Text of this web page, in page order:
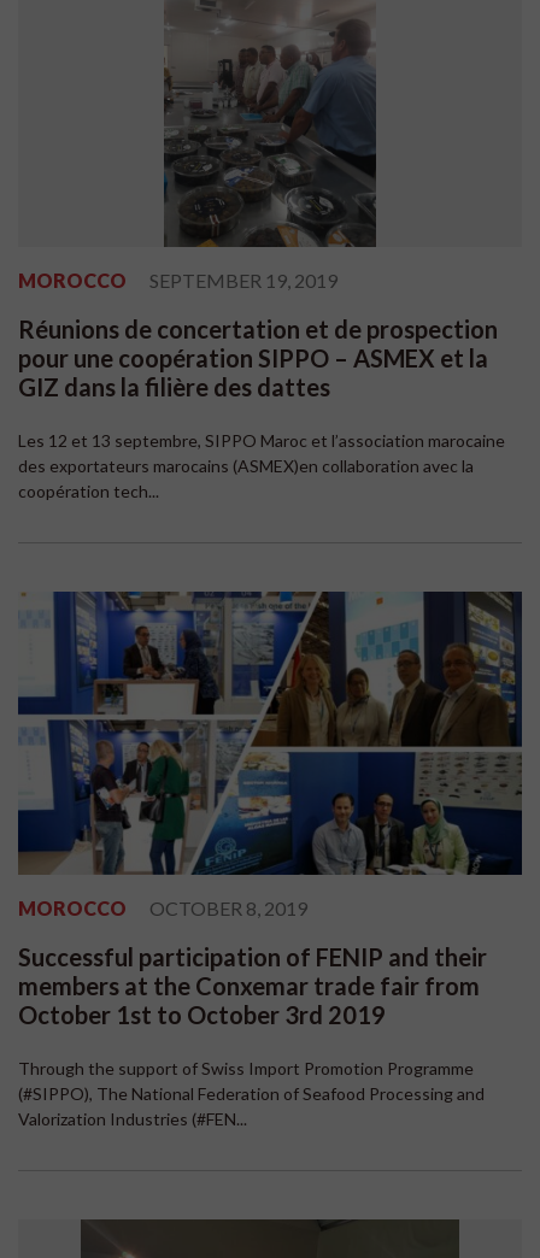
MOROCCO SEPTEMBER 19, 2019
Réunions de concertation et de prospection
pour une coopération SIPPO – ASMEX et la
GIZ dans la filière des dattes
Les 12 et 13 septembre, SIPPO Maroc et l’association marocaine
des exportateurs marocains (ASMEX)en collaboration avec la
coopération tech...
MOROCCO OCTOBER 8, 2019
Successful participation of FENIP and their
members at the Conxemar trade fair from
October 1st to October 3rd 2019
Through the support of Swiss Import Promotion Programme
(#SIPPO), The National Federation of Seafood Processing and
Valorization Industries (#FEN...